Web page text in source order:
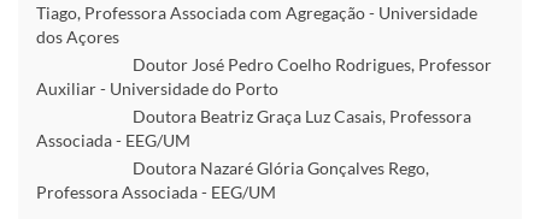
Tiago, Professora Associada com Agregação - Universidade
dos Açores
Doutor José Pedro Coelho Rodrigues, Professor
Auxiliar - Universidade do Porto
Doutora Beatriz Graça Luz Casais, Professora
Associada - EEG/UM
Doutora Nazaré Glória Gonçalves Rego,
Professora Associada - EEG/UM